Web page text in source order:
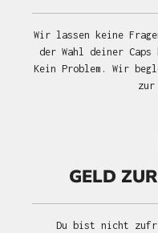
Wir lassen keine
der Wahl deiner
Kein Problem. Wir
zur
GELD
Du bist nicht